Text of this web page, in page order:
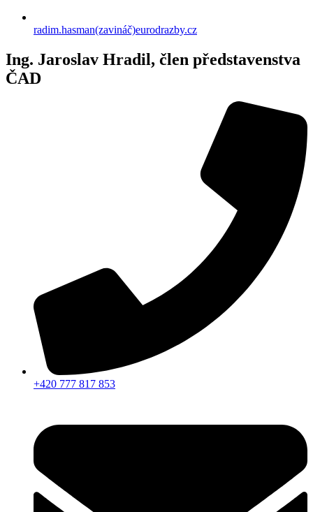
radim.hasman(zavináč)eurodrazby.cz
Ing. Jaroslav Hradil, člen představenstva
ČAD
+420 777 817 853